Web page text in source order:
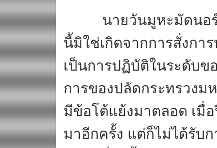
นายวันมูหะมัดนอร์ชี้
นี้มิใช่เกิดจากการสั่งกา
เป็นการปฏิบัติในระดับข
การของปลัดกระทรวง
มีข้อโต้แย้งมาตลอด เมื่
มาอีกครั้ง แต่ก็ไม่ได้รับ